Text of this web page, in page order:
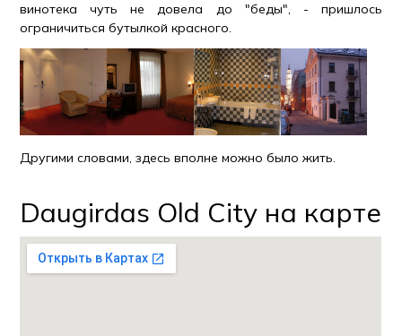
винотека чуть не довела до "беды", - пришлось
ограничиться бутылкой красного.
Другими словами, здесь вполне можно было жить.
Daugirdas Old City на карте